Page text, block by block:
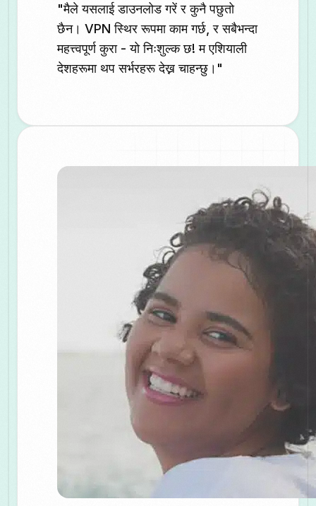
"मैले यसलाई डाउनलोड गरें र कुनै पछुतो
छैन। VPN स्थिर रूपमा काम गर्छ, र सबैभन्दा
महत्त्वपूर्ण कुरा - यो निःशुल्क छ! म एशियाली
देशहरूमा थप सर्भरहरू देख्न चाहन्छु।"